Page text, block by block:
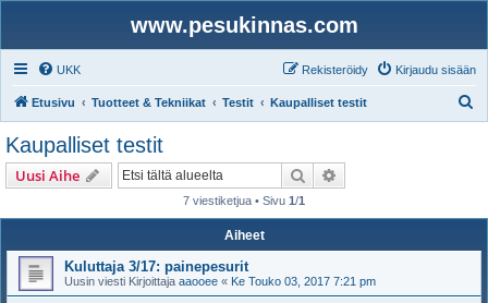
www.pesukinnas.com
UKK Kirjaudu sisään
Rekisteröidy
Etusivu Tuotteet & Tekniikat Testit Kaupalliset testit
Kaupalliset testit
Uusi Aihe Etsi
7 viestiketjua • Sivu 1/1
Aiheet
Kuluttaja 3/17: painepesurit
Uusin viesti Kirjoittaja aaooee « Ke Touko 03, 2017 7:21 pm